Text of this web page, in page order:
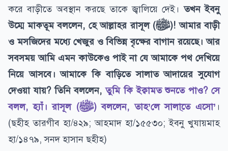
করে বাড়ীতে অবস্থান করছে তাকে জ্বালিয়ে দেই।তখন ইবনু
উম্মে মাকতূম বললেন, হে আল্লাহর রাসূল (ﷺ)! আমার বাড়ী
ও মসজিদের মধ্যে খেজুর ও বিভিন্ন বৃক্ষের বাগান রয়েছে। আর
সবসময় আমি এমন কাউকেও পাই না যে আমাকে পথ দেখিয়ে
নিয়ে আসবে। আমাকে কি বাড়িতে সালাত আদায়ের সুযোগ
দেওয়া যায়? তিনি বললেন,তুমি কি ইক্বামত শুনতে পাও? সে
বলল, হ্যাঁ। রাসূল (ﷺ) বললেন, তাহ’লে সালা্তে এসো’ ।
(ছহীহ তারগীব হা/৪২৯; আহমাদ হা/১৫৫৩০; ইবনু খুযায়মাহ
হা/১৪৭৯, সনদ হাসান ছহীহ)